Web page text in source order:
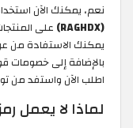
نعم، يمكنك الآن
(RAGHDX)
على
اطلب الآن واستفد من
لماذا لا يعمل